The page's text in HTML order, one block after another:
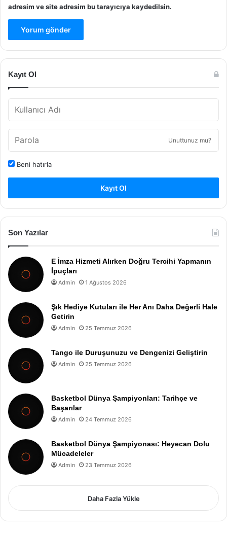
adresim ve site adresim bu tarayıcıya kaydedilsin.
Kayıt Ol
Unuttunuz mu?
Beni hatırla
Kayıt Ol
Son Yazılar
E İmza Hizmeti Alırken Doğru Tercihi Yapmanın
İpuçları
Admin 1 Ağustos 2026
Şık Hediye Kutuları ile Her Anı Daha Değerli Hale
Getirin
Admin 25 Temmuz 2026
Tango ile Duruşunuzu ve Dengenizi Geliştirin
Admin 25 Temmuz 2026
Basketbol Dünya Şampiyonları: Tarihçe ve
Başarılar
Admin 24 Temmuz 2026
Basketbol Dünya Şampiyonası: Heyecan Dolu
Mücadeleler
Admin 23 Temmuz 2026
Daha Fazla Yükle